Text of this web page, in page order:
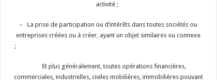
activité ;
– La prise de participation ou d’intérêts dans toutes sociétés ou
entreprises créées ou à créer, ayant un objet similaires ou connexe
;
Et plus généralement, toutes opérations financières,
commerciales, industrielles, civiles mobilières, immobilières pouvant